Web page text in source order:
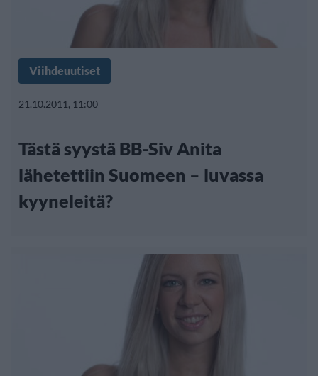
Viihdeuutiset
21.10.2011, 11:00
Tästä syystä BB-Siv Anita
lähetettiin Suomeen – luvassa
kyyneleitä?